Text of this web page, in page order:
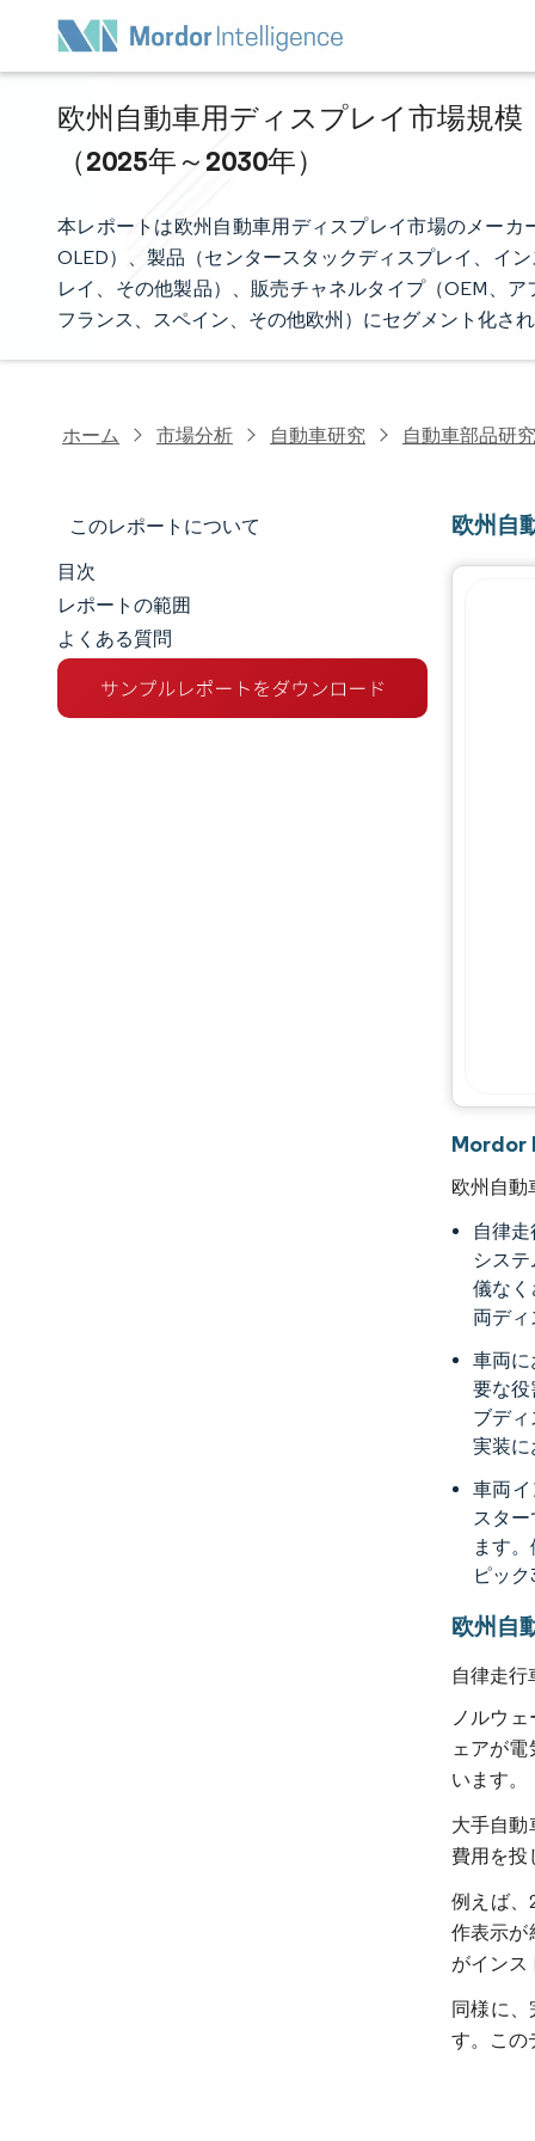
欧州自動車用ディスプレイ市場規
（2025年～2030年）
本レポートは欧州自動車用ディスプレイ市場のメーカ
OLED）、製品（センタースタックディスプレイ、イ
レイ、その他製品）、販売チャネルタイプ（OEM、
フランス、スペイン、その他欧州）にセグメント化され
ホーム 市場分析 自動車研究 自動車部品研究
このレポートについて
マーケットスナップショット
市場概要
主な市場動向
目次
レポートの範囲
よくある質問
欧州自
Mordor
欧州自動
自律
シス
儀な
両デ
車両
要な役
ブデ
実装に
車両
スタ
ます
ピッ
欧州自
自律走行
ノルウ
ェアが
います。
大手自動
費用を投
例えば、
作表示が
がインス
同様に、
す。この